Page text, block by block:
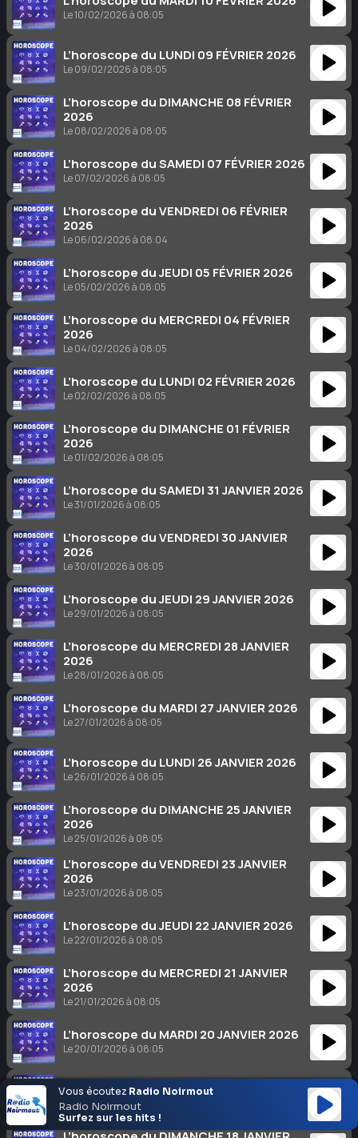
Le 10/02/2026 à 08:05
L’horoscope du LUNDI 09 FÉVRIER 2026
Le 09/02/2026 à 08:05
L’horoscope du DIMANCHE 08 FÉVRIER
2026
Le 08/02/2026 à 08:05
L’horoscope du SAMEDI 07 FÉVRIER 2026
Le 07/02/2026 à 08:05
L’horoscope du VENDREDI 06 FÉVRIER
2026
Le 06/02/2026 à 08:04
L’horoscope du JEUDI 05 FÉVRIER 2026
Le 05/02/2026 à 08:05
L’horoscope du MERCREDI 04 FÉVRIER
2026
Le 04/02/2026 à 08:05
L’horoscope du LUNDI 02 FÉVRIER 2026
Le 02/02/2026 à 08:05
L’horoscope du DIMANCHE 01 FÉVRIER
2026
Le 01/02/2026 à 08:05
L’horoscope du SAMEDI 31 JANVIER 2026
Le 31/01/2026 à 08:05
L’horoscope du VENDREDI 30 JANVIER
2026
Le 30/01/2026 à 08:05
L’horoscope du JEUDI 29 JANVIER 2026
Le 29/01/2026 à 08:05
L’horoscope du MERCREDI 28 JANVIER
2026
Le 28/01/2026 à 08:05
L’horoscope du MARDI 27 JANVIER 2026
Le 27/01/2026 à 08:05
L’horoscope du LUNDI 26 JANVIER 2026
Le 26/01/2026 à 08:05
L’horoscope du DIMANCHE 25 JANVIER
2026
Le 25/01/2026 à 08:05
L’horoscope du VENDREDI 23 JANVIER
2026
Le 23/01/2026 à 08:05
L’horoscope du JEUDI 22 JANVIER 2026
Le 22/01/2026 à 08:05
L’horoscope du MERCREDI 21 JANVIER
2026
Le 21/01/2026 à 08:05
L’horoscope du MARDI 20 JANVIER 2026
Le 20/01/2026 à 08:05
L’horoscope du LUNDI 19 JANVIER 2026
Le 19/01/2026 à 08:05
Vous écoutez Radio Noirmout
Radio Noirmout
Surfez sur les hits !